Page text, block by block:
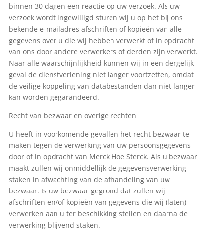
binnen 30 dagen een reactie op uw verzoek. Als uw
verzoek wordt ingewilligd sturen wij u op het bij ons
bekende e-mailadres afschriften of kopieën van alle
gegevens over u die wij hebben verwerkt of in opdracht
van ons door andere verwerkers of derden zijn verwerkt.
Naar alle waarschijnlijkheid kunnen wij in een dergelijk
geval de dienstverlening niet langer voortzetten, omdat
de veilige koppeling van databestanden dan niet langer
kan worden gegarandeerd.
Recht van bezwaar en overige rechten
U heeft in voorkomende gevallen het recht bezwaar te
maken tegen de verwerking van uw persoonsgegevens
door of in opdracht van Merck Hoe Sterck. Als u bezwaar
maakt zullen wij onmiddellijk de gegevensverwerking
staken in afwachting van de afhandeling van uw
bezwaar. Is uw bezwaar gegrond dat zullen wij
afschriften en/of kopieën van gegevens die wij (laten)
verwerken aan u ter beschikking stellen en daarna de
verwerking blijvend staken.